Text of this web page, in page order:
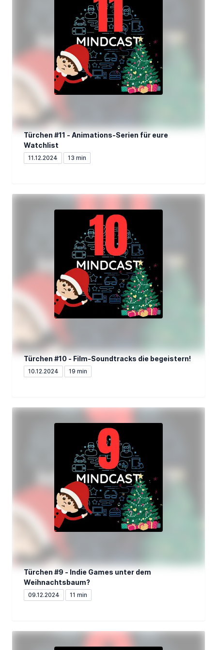
Türchen #11 - Animations-Serien für eure
Watchlist
11.12.2024 13 min
Türchen #10 - Film-Soundtracks die begeistern!
10.12.2024 19 min
Türchen #9 - Indie Games unter dem
Weihnachtsbaum?
09.12.2024 11 min